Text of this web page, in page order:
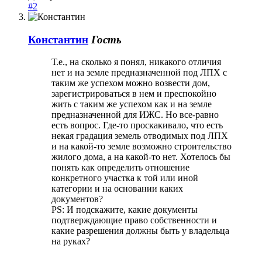
#2
Константин Гость
Т.е., на сколько я понял, никакого отличия
нет и на земле предназначенной под ЛПХ с
таким же успехом можно возвести дом,
зарегистрироваться в нем и преспокойно
жить с таким же успехом как и на земле
предназначенной для ИЖС. Но все-равно
есть вопрос. Где-то проскакивало, что есть
некая градация земель отводимых под ЛПХ
и на какой-то земле возможно строительство
жилого дома, а на какой-то нет. Хотелось бы
понять как определить отношение
конкретного участка к той или иной
категории и на основании каких
документов?
PS: И подскажите, какие документы
подтверждающие право собственности и
какие разрешения должны быть у владельца
на руках?